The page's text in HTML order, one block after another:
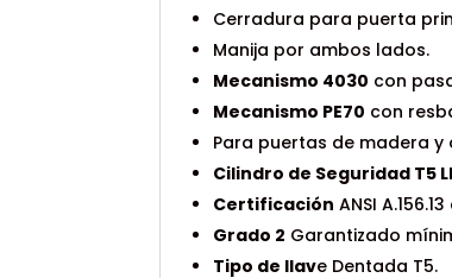
Cerradura para puerta
Manija por ambos lados.
Mecanismo 4030 con
Mecanismo PE70 con
Para puertas de madera
Cilindro de Seguridad T5
Certificación ANSI
Grado 2 Garantizado
Tipo de llave Dentada T5.